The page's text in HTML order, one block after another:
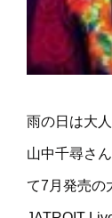
雨の日は大
山中千尋さ
て7月発売の